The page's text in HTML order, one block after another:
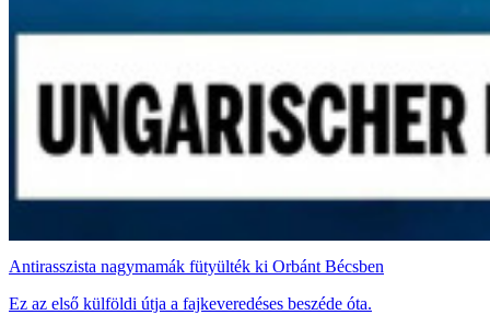
Antirasszista nagymamák fütyülték ki Orbánt Bécsben
Ez az első külföldi útja a fajkeveredéses beszéde óta.